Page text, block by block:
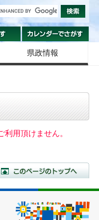
組織でさがす
県政情報
用頂けません。
ページに戻る